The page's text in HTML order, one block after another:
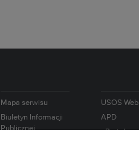
Mapa serwisu
Biuletyn Informacji
Publicznej
USOS Web
APD
ePortal